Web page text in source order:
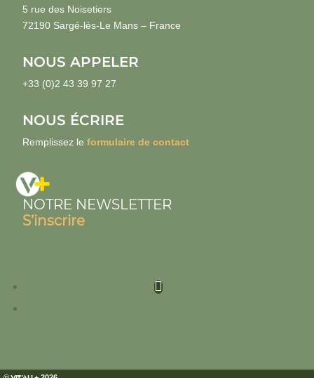
5 rue des Noisetiers
72190 Sargé-lès-Le Mans – France
NOUS APPELER
+33 (0)2 43 39 97 27
NOUS ÉCRIRE
Remplissez leformulaire de contact
NOTRE NEWSLETTER
S’inscrire